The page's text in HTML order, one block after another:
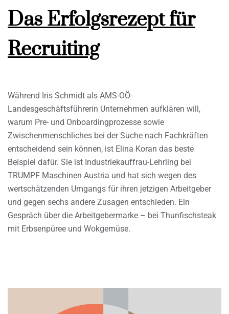
Das Erfolgsrezept für
Recruiting
Während Iris Schmidt als AMS-OÖ-
Landesgeschäftsführerin Unternehmen aufklären will,
warum Pre- und Onboardingprozesse sowie
Zwischenmenschliches bei der Suche nach Fachkräften
entscheidend sein können, ist Elina Koran das beste
Beispiel dafür. Sie ist Industriekauffrau-Lehrling bei
TRUMPF Maschinen Austria und hat sich wegen des
wertschätzenden Umgangs für ihren jetzigen Arbeitgeber
und gegen sechs andere Zusagen entschieden. Ein
Gespräch über die Arbeitgebermarke – bei Thunfischsteak
mit Erbsenpüree und Wokgemüse.